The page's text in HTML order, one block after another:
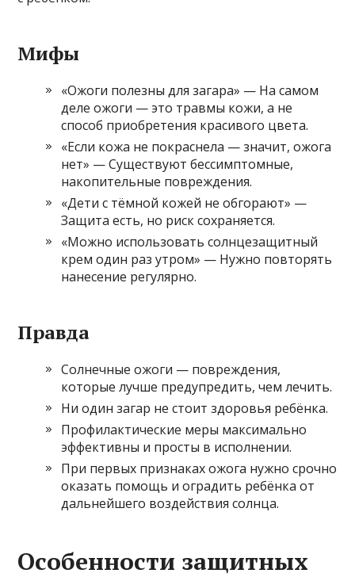
Мифы
«Ожоги полезны для загара» — На самом
деле ожоги — это травмы кожи, а не
способ приобретения красивого цвета.
«Если кожа не покраснела — значит, ожога
нет» — Существуют бессимптомные,
накопительные повреждения.
«Дети с тёмной кожей не обгорают» —
Защита есть, но риск сохраняется.
«Можно использовать солнцезащитный
крем один раз утром» — Нужно повторять
нанесение регулярно.
Правда
Солнечные ожоги — повреждения,
которые лучше предупредить, чем лечить.
Ни один загар не стоит здоровья ребёнка.
Профилактические меры максимально
эффективны и просты в исполнении.
При первых признаках ожога нужно срочно
оказать помощь и оградить ребёнка от
дальнейшего воздействия солнца.
Особенности защитных